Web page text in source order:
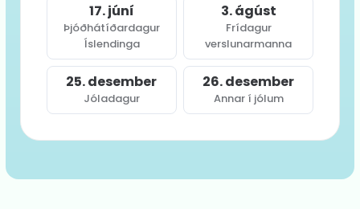
17. júní
Þjóðhátíðardagur
Íslendinga
3. ágúst
Frídagur
verslunarmanna
25. desember
Jóladagur
26. desember
Annar í jólum